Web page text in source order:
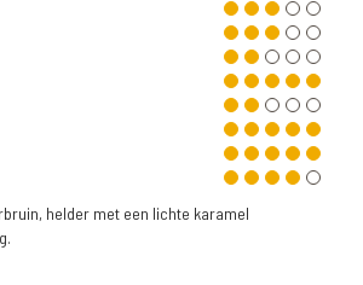
helder met een lichte karamel